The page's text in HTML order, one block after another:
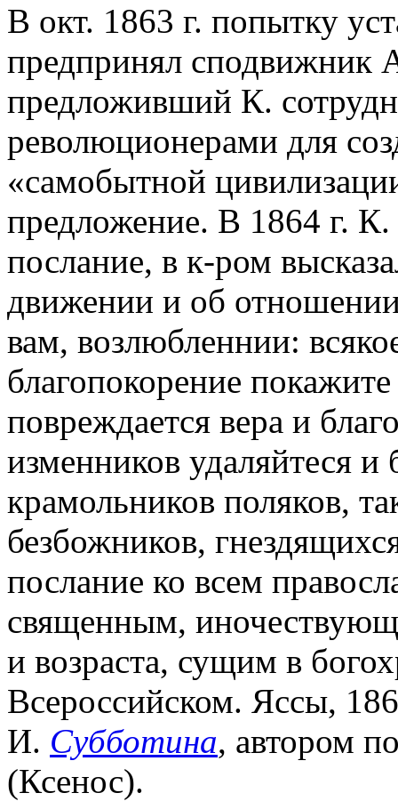
В окт. 1863 г. попытку
предпринял
предложивший К.
революционерами для
«самобытной
предложение. В 1864 г. К.
послание, в к-ром
движении и об
вам, возлюбленнии:
благопокорение
повреждается вера и
изменников удаляйтеся
крамольников поляков,
безбожников,
послание ко всем
священным,
и возраста, сущим в
Всероссийском. Яссы,
И. Субботина, автором
(Ксенос).